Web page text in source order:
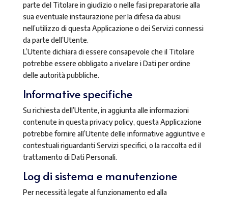
parte del Titolare in giudizio o nelle fasi preparatorie alla
sua eventuale instaurazione per la difesa da abusi
nell’utilizzo di questa Applicazione o dei Servizi connessi
da parte dell’Utente.
L’Utente dichiara di essere consapevole che il Titolare
potrebbe essere obbligato a rivelare i Dati per ordine
delle autorità pubbliche.
Informative specifiche
Su richiesta dell’Utente, in aggiunta alle informazioni
contenute in questa privacy policy, questa Applicazione
potrebbe fornire all’Utente delle informative aggiuntive e
contestuali riguardanti Servizi specifici, o la raccolta ed il
trattamento di Dati Personali.
Log di sistema e manutenzione
Per necessità legate al funzionamento ed alla